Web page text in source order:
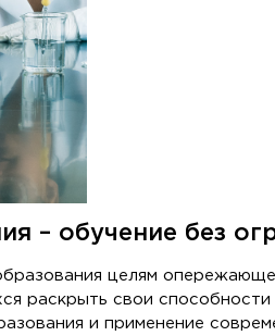
– обучение без
целям
раскрыть свои
и применение